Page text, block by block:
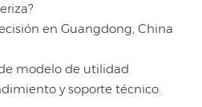
en Guangdong, China
modelo de utilidad
y soporte técnico.